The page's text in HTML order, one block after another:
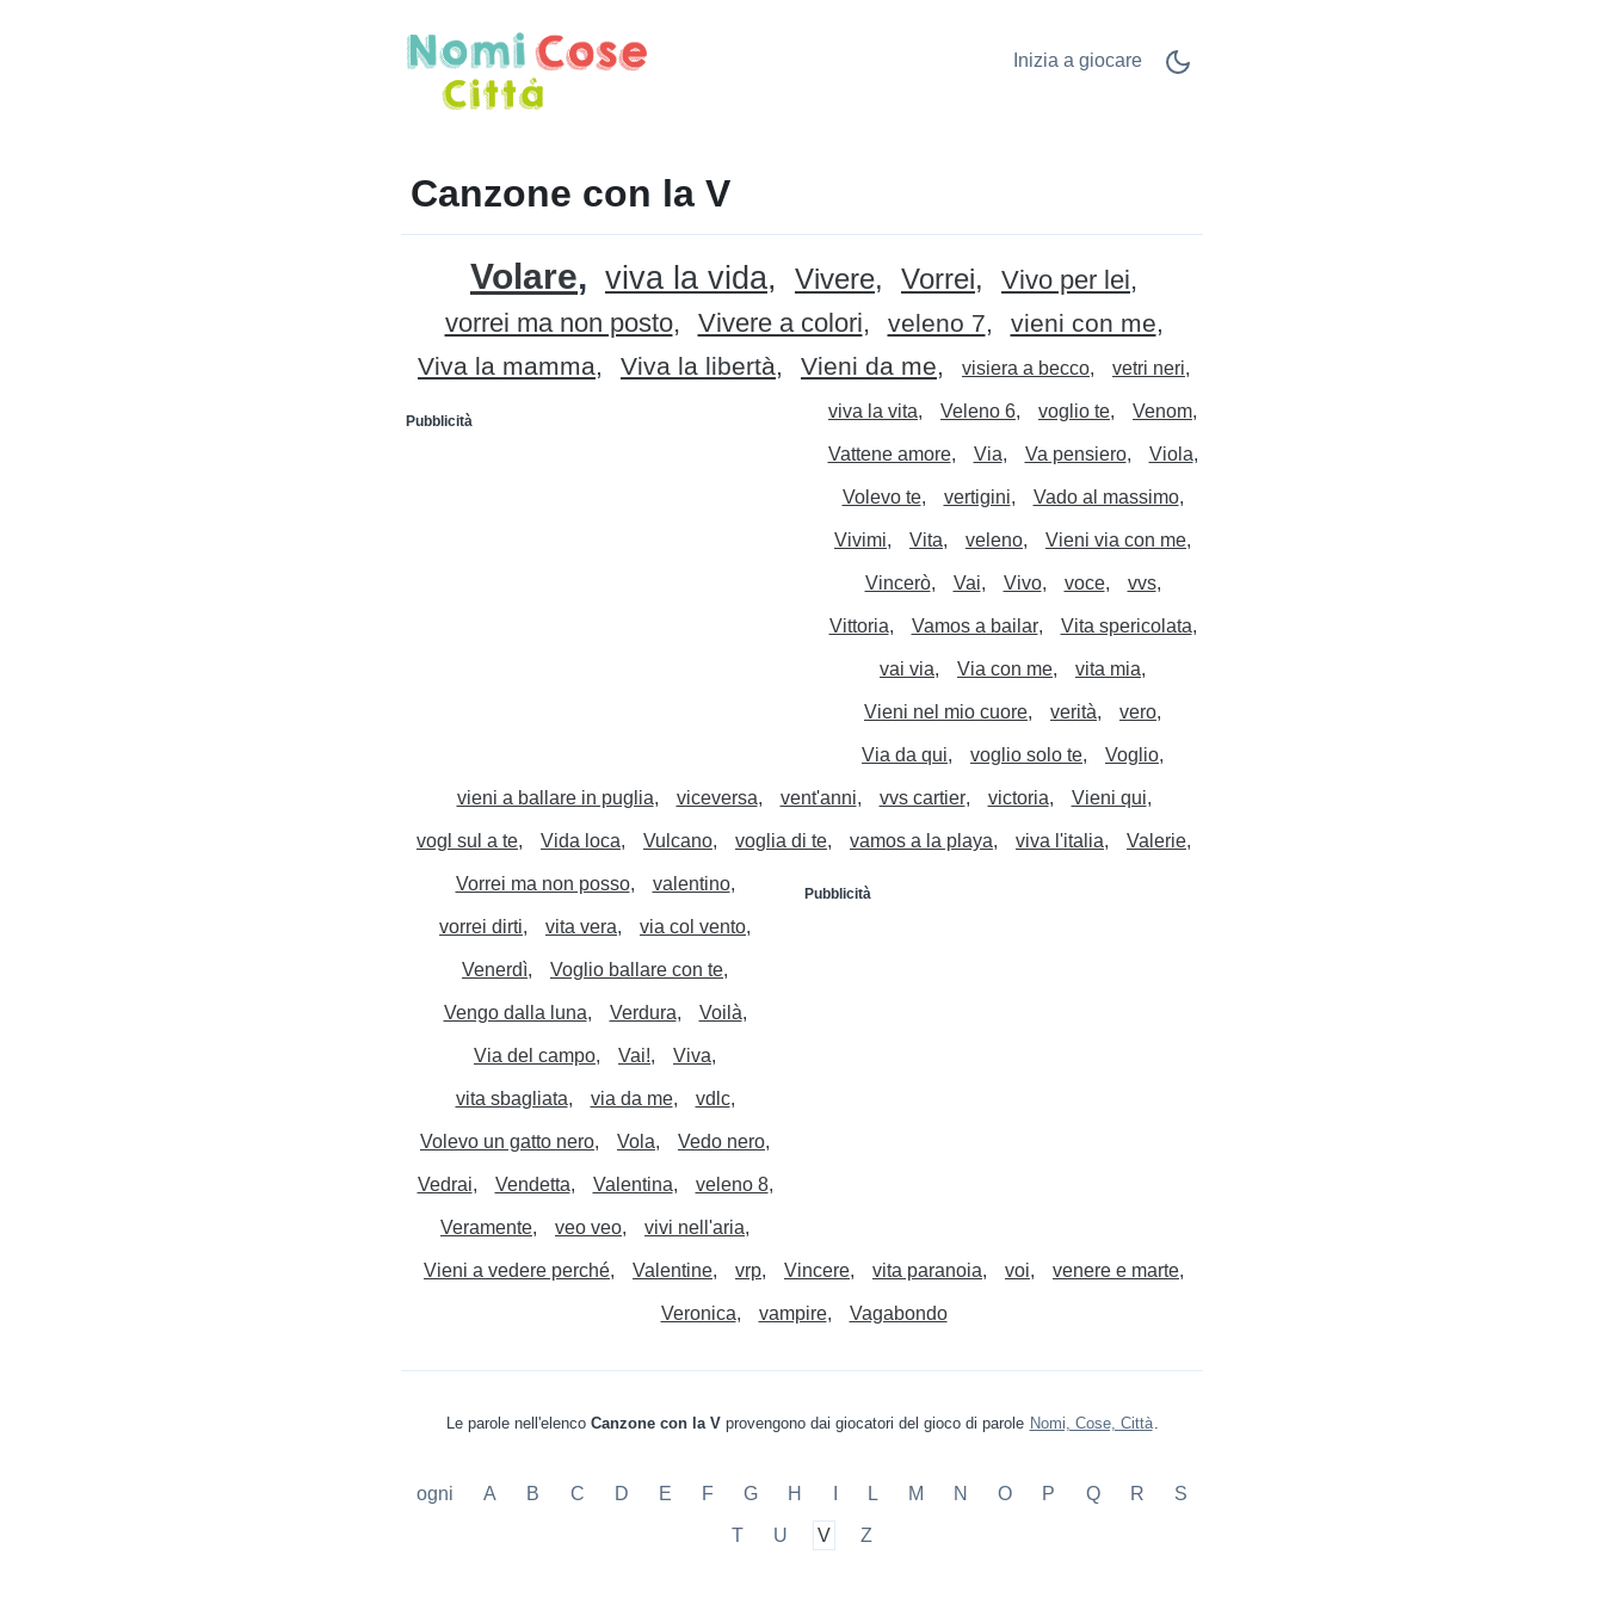
Inizia a giocare
Canzone con la V
Volare viva la vida Vivere Vorrei
Vivo per lei
vorrei ma non posto
Vivere a colori veleno 7
vieni con me
Viva la mamma
Viva la libertà Vieni da me visiera a becco vetri neri
viva la vita
Pubblicità Veleno 6 voglio te Venom
Vattene amore Via Va pensiero Viola
Volevo te vertigini Vado al massimo
Vivimi Vita veleno Vieni via con me
Vincerò Vai Vivo voce vvs
Vittoria Vamos a bailar Vita spericolata
vai via Via con me vita mia
Vieni nel mio cuore verità vero
Via da qui voglio solo te Voglio
vieni a ballare in puglia viceversa vent'anni vvs cartier victoria Vieni qui
vogl sul a te Vida loca Vulcano voglia di te vamos a la playa viva l'italia Valerie
Vorrei ma non posso Pubblicità
valentino
vorrei dirti vita vera via col vento
Venerdì Voglio ballare con te
Vengo dalla luna Verdura Voilà
Via del campo Vai! Viva
vita sbagliata via da me vdlc
Volevo un gatto nero Vola Vedo nero
Vedrai Vendetta Valentina veleno 8
Veramente veo veo vivi nell'aria
Vieni a vedere perché Valentine vrp Vincere vita paranoia voi venere e marte
Veronica vampire Vagabondo
Le parole nell'elenco Canzone con la Vprovengono dai giocatori del gioco di parole Nomi, Cose, Città.
ogni A B C D E F G H L M N O P Q R S
T U V Z